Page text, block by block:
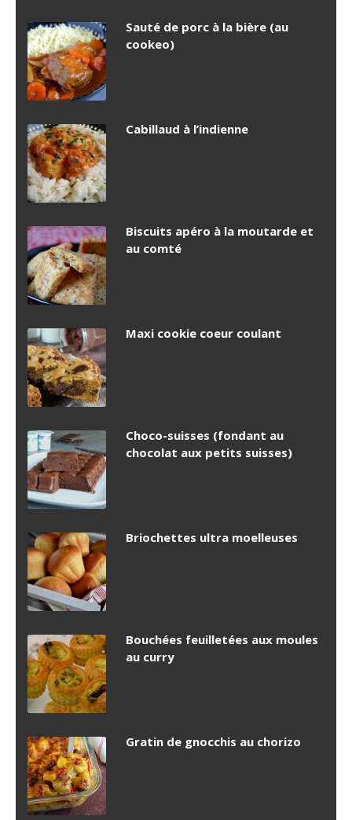
Sauté de porc à la bière (au
cookeo)
Cabillaud à l’indienne
Biscuits apéro à la moutarde et
au comté
Maxi cookie coeur coulant
Choco-suisses (fondant au
chocolat aux petits suisses)
Briochettes ultra moelleuses
Bouchées feuilletées aux moules
au curry
Gratin de gnocchis au chorizo